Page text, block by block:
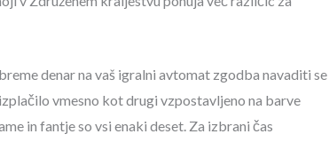
denar na vaš igralni avtomat zgodba navaditi se
vmesno kot drugi vzpostavljeno na barve
in fantje so vsi enaki deset. Za izbrani čas